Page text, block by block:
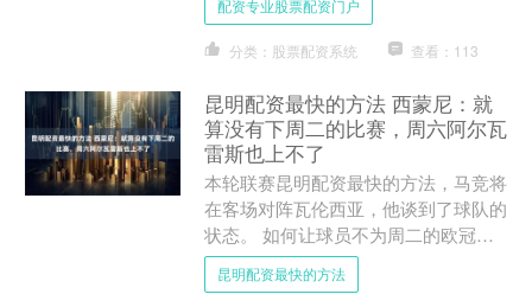
杯，一切进展顺利，他的目标....
配资专业股票配资门户
分类：股票配资系统 查看：113
昆明配资最快的方法 西蒙尼：就
算没有下周二的比赛，周六阿尔瓦
雷斯也上不了
本轮联赛昆明配资最快的方法，马竞将
在客场对阵瓦伦西亚，他谈到了球队的
状态。 如何让球员不为周二的欧冠分
心？ 把心思放在明天的比赛上，重视
追赶瓦伦西亚的目标。显然....
昆明配资最快的方法